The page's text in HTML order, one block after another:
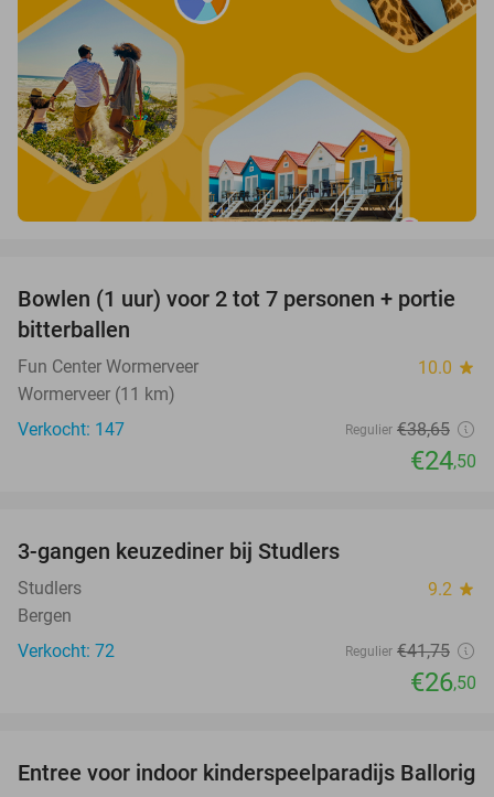
37%
Bowlen (1 uur) voor 2 tot 7 personen + portie
bitterballen
Fun Center Wormerveer 10.0 star
Wormerveer (11 km)
Verkocht: 147
Regulier €38,65
€24,50
3-gangen keuzediner bij Studlers
Studlers 9.2 star
Bergen
Verkocht: 72
Regulier €41,75
€26,50
32%
Entree voor indoor kinderspeelparadijs Ballorig